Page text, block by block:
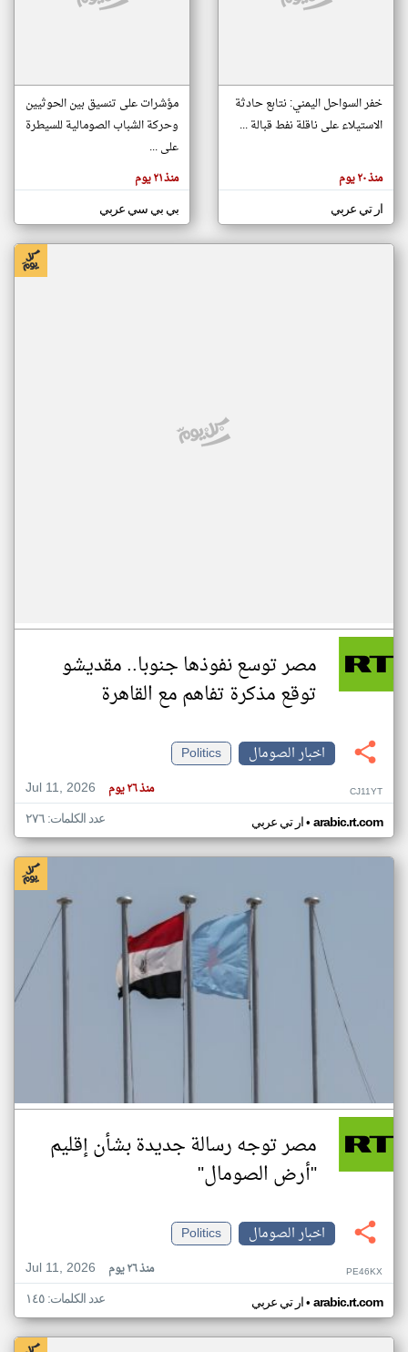
مصادر الأخبار من الصومال
اخبار الصومال على مدار الساعة
أهم اخبار الصومال العاجلة والمباشرة
تعبر
الموجوده
هنا عن
وجهة
خفر السواحل اليمني: نتابع حادثة
الاستيلاء على ناقلة نفط قبالة ...
منذ ٢٠ يوم
ار تي عربي
مؤشرات على تنسيق بين الحوثيين
وحركة الشباب الصومالية للسيطرة
على ...
منذ ٢١ يوم
بي بي سي عربي
مصر توسع نفوذها جنوبا.. مقديشو
توقع مذكرة تفاهم مع القاهرة
اخبار الصومال
Politics
Jul 11, 2026
منذ ٢٦ يوم CJ11YT
ار تي عربي• arabic.rt.com عدد الكلمات: ٢٧٦
مصر توجه رسالة جديدة بشأن إقليم
"أرض الصومال"
اخبار الصومال
Politics
Jul 11, 2026
منذ ٢٦ يوم PE46KX
ار تي عربي• arabic.rt.com عدد الكلمات: ١٤٥
klyoum.com